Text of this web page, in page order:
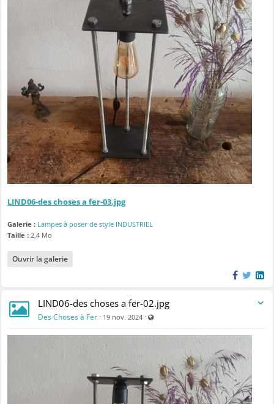
LIND06-des choses a fer-03.jpg
Galerie : Lampes à poser de style INDUSTRIEL
Taille : 2,4 Mo
Ouvrir la galerie
LIND06-des choses a fer-02.jpg
Des Choses à Fer · 19 nov. 2024 ·